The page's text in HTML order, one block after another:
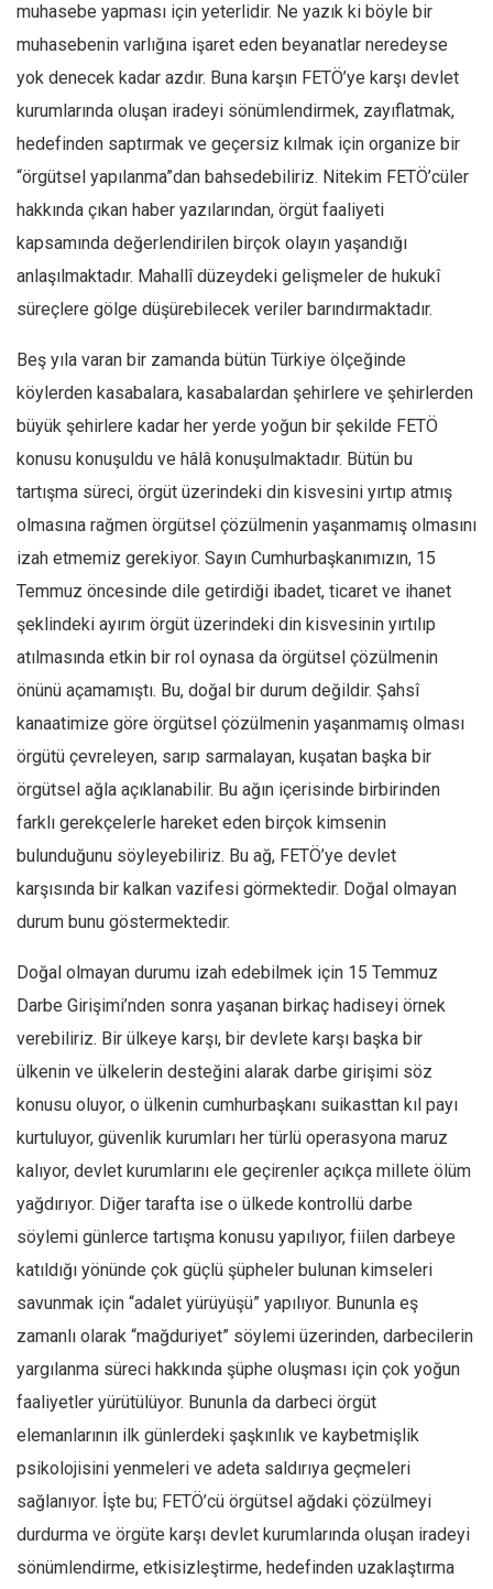
Amina S. Jenenkovic
Bağdagül Öz
Esra Elönü
» Yazar arşivi
Bu Sayı
Tüm Sayılar
Kategoriler
Kültür Sanat
Kitap
Karisi kitap sualleri
7 soruda bu hafta
Ekonomi
Spor
Manzara
Hayat
Türkiye
Siyaset
Dünya
Avrupa
Asya
Afrika
İslam Dünyası
Tarih
Düşünce
Dosyalar
muhasebe yapması için yeterlidir. Ne yazık ki böyle bir
muhasebenin varlığına işaret eden beyanatlar neredeyse
yok denecek kadar azdır. Buna karşın FETÖ’ye karşı devlet
kurumlarında oluşan iradeyi sönümlendirmek, zayıflatmak,
hedefinden saptırmak ve geçersiz kılmak için organize bir
“örgütsel yapılanma”dan bahsedebiliriz. Nitekim FETÖ’cüler
hakkında çıkan haber yazılarından, örgüt faaliyeti
kapsamında değerlendirilen birçok olayın yaşandığı
anlaşılmaktadır. Mahallî düzeydeki gelişmeler de hukukî
süreçlere gölge düşürebilecek veriler barındırmaktadır.
Beş yıla varan bir zamanda bütün Türkiye ölçeğinde
köylerden kasabalara, kasabalardan şehirlere ve şehirlerden
büyük şehirlere kadar her yerde yoğun bir şekilde FETÖ
konusu konuşuldu ve hâlâ konuşulmaktadır. Bütün bu
tartışma süreci, örgüt üzerindeki din kisvesini yırtıp atmış
olmasına rağmen örgütsel çözülmenin yaşanmamış olmasını
izah etmemiz gerekiyor. Sayın Cumhurbaşkanımızın, 15
Temmuz öncesinde dile getirdiği ibadet, ticaret ve ihanet
şeklindeki ayırım örgüt üzerindeki din kisvesinin yırtılıp
atılmasında etkin bir rol oynasa da örgütsel çözülmenin
önünü açamamıştı. Bu, doğal bir durum değildir. Şahsî
kanaatimize göre örgütsel çözülmenin yaşanmamış olması
örgütü çevreleyen, sarıp sarmalayan, kuşatan başka bir
örgütsel ağla açıklanabilir. Bu ağın içerisinde birbirinden
farklı gerekçelerle hareket eden birçok kimsenin
bulunduğunu söyleyebiliriz. Bu ağ, FETÖ’ye devlet
karşısında bir kalkan vazifesi görmektedir. Doğal olmayan
durum bunu göstermektedir.
Doğal olmayan durumu izah edebilmek için 15 Temmuz
Darbe Girişimi’nden sonra yaşanan birkaç hadiseyi örnek
verebiliriz. Bir ülkeye karşı, bir devlete karşı başka bir
ülkenin ve ülkelerin desteğini alarak darbe girişimi söz
konusu oluyor, o ülkenin cumhurbaşkanı suikasttan kıl payı
kurtuluyor, güvenlik kurumları her türlü operasyona maruz
kalıyor, devlet kurumlarını ele geçirenler açıkça millete ölüm
yağdırıyor. Diğer tarafta ise o ülkede kontrollü darbe
söylemi günlerce tartışma konusu yapılıyor, fiilen darbeye
katıldığı yönünde çok güçlü şüpheler bulunan kimseleri
savunmak için “adalet yürüyüşü” yapılıyor. Bununla eş
zamanlı olarak “mağduriyet” söylemi üzerinden, darbecilerin
yargılanma süreci hakkında şüphe oluşması için çok yoğun
faaliyetler yürütülüyor. Bununla da darbeci örgüt
elemanlarının ilk günlerdeki şaşkınlık ve kaybetmişlik
psikolojisini yenmeleri ve adeta saldırıya geçmeleri
sağlanıyor. İşte bu; FETÖ’cü örgütsel ağdaki çözülmeyi
durdurma ve örgüte karşı devlet kurumlarında oluşan iradeyi
sönümlendirme, etkisizleştirme, hedefinden uzaklaştırma